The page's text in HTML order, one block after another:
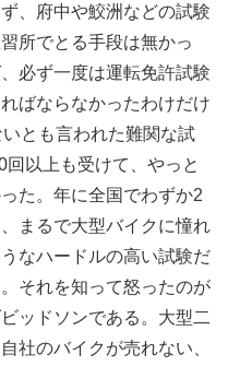
、府中や鮫洲などの試験
所でとる手段は無かっ
必ず一度は運転免許試験
ばならなかったわけだけ
とも言われた難関な試
以上も受けて、やっと
た。年に全国でわずか2
まるで大型バイクに憧れ
なハードルの高い試験だ
それを知って怒ったのが
ッドソンである。大型二
社のバイクが売れない、